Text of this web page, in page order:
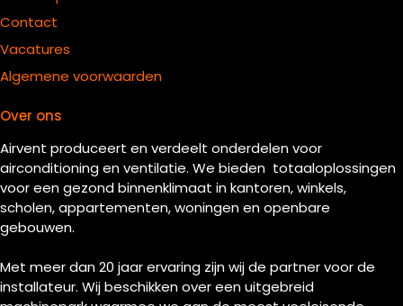
Contact
Vacatures
Algemene voorwaarden
Over ons
Airvent produceert en verdeelt onderdelen voor
airconditioning en ventilatie. We bieden totaaloplossingen
voor een gezond binnenklimaat in kantoren, winkels,
scholen, appartementen, woningen en openbare
gebouwen.
Met meer dan 20 jaar ervaring zijn wij de partner voor de
installateur. Wij beschikken over een uitgebreid